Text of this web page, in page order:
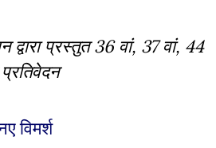
प्रस्तुत 36 वां, 37 वां, 44
विमर्श